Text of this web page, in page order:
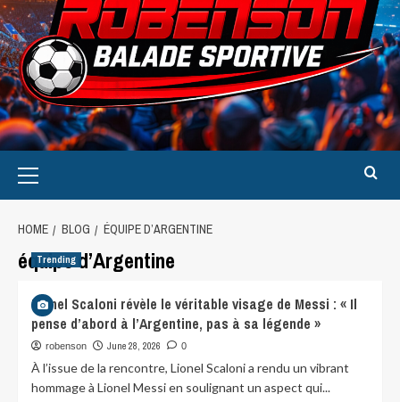
HOME BLOG ÉQUIPE D’ARGENTINE
équipe d’Argentine
Trending
Lionel Scaloni révèle le véritable visage de Messi : « Il
pense d’abord à l’Argentine, pas à sa légende »
robenson June 28, 2026 0
À l’issue de la rencontre, Lionel Scaloni a rendu un vibrant
hommage à Lionel Messi en soulignant un aspect qui...